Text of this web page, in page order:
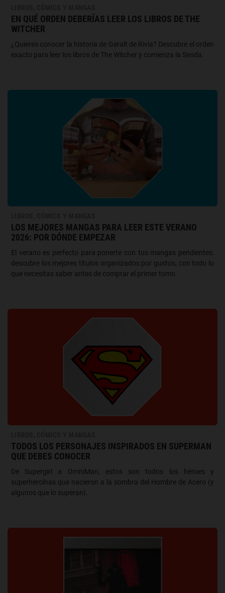
EN QUÉ ORDEN DEBERÍAS LEER LOS LIBROS DE THE
WITCHER
¿Quieres conocer la historia de Geralt de Rivia? Descubre el orden
exacto para leer los libros de The Witcher y comienza la Senda.
LOS MEJORES MANGAS PARA LEER ESTE VERANO
2026: POR DÓNDE EMPEZAR
El verano es perfecto para ponerte con tus mangas pendientes:
descubre los mejores títulos organizados por gustos, con todo lo
que necesitas saber antes de comprar el primer tomo.
TODOS LOS PERSONAJES INSPIRADOS EN SUPERMAN
QUE DEBES CONOCER
De Supergirl a OmniMan, estos son todos los héroes y
superheroínas que nacieron a la sombra del Hombre de Acero (y
algunos que lo superan).